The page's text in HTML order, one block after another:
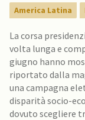
America Latina
La corsa
volta lunga e
giugno hanno
riportato dalla
una campagna
disparità socio-
dovuto scegliere